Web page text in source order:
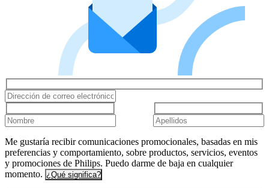
Me gustaría recibir comunicaciones promocionales, basadas en mis
preferencias y comportamiento, sobre productos, servicios, eventos
y promociones de Philips. Puedo darme de baja en cualquier
momento. ¿Qué significa?